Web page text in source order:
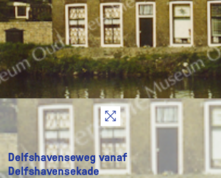
Delfshavenseweg vanaf
Delfshavensekade